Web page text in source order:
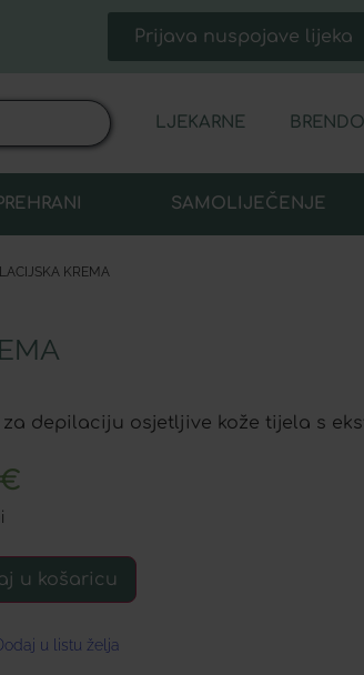
Prijava nuspojave lijeka
LJEKARNE
SAMOLIJEČENJE
KREMA
za depilaciju osjetljive kože tijela s
€
u košaricu
u listu želja